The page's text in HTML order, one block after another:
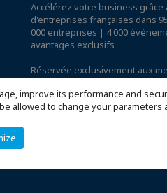
improve its performance and
allowed to change your
Accélérez votre business grâce
d'entreprises françaises dans
000 entreprises | 4 000
avantages exclusifs
Réservée exclusivement aux
à l'International,découvrez